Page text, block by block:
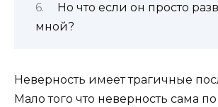
Но что если он просто
мной?
Неверность имеет трагичные
Мало того что неверность сама